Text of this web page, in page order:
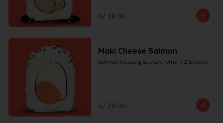
S/ 28.00
Maki Cheese Salmon
Salmon fresco y queso crema (12 piezas)
S/ 28.00